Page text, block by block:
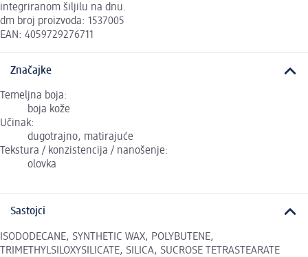
integriranom šiljilu na dnu.
dm broj proizvoda: 1537005
EAN: 4059729276711
Značajke
Temeljna boja:
boja kože
Učinak:
dugotrajno, matirajuće
Tekstura / konzistencija / nanošenje:
olovka
Sastojci
ISODODECANE, SYNTHETIC WAX, POLYBUTENE,
TRIMETHYLSILOXYSILICATE, SILICA, SUCROSE TETRASTEARATE